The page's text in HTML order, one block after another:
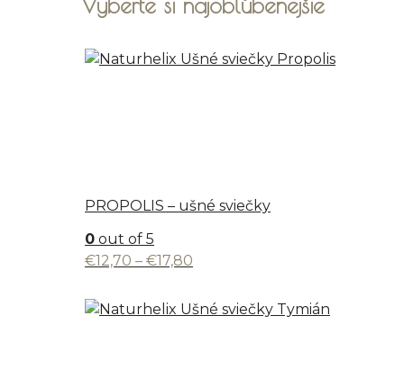
PROPOLIS – ušné sviečky
0 out of 5
€12,70 – €17,80
€12,70